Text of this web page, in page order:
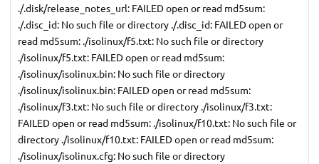
./.disk/release_notes_url: FAILED open or read md5sum:
./.disc_id: No such file or directory ./.disc_id: FAILED open or
read md5sum: ./isolinux/f5.txt: No such file or directory
./isolinux/f5.txt: FAILED open or read md5sum:
./isolinux/isolinux.bin: No such file or directory
./isolinux/isolinux.bin: FAILED open or read md5sum:
./isolinux/f3.txt: No such file or directory ./isolinux/f3.txt:
FAILED open or read md5sum: ./isolinux/f10.txt: No such file or
directory ./isolinux/f10.txt: FAILED open or read md5sum:
./isolinux/isolinux.cfg: No such file or directory